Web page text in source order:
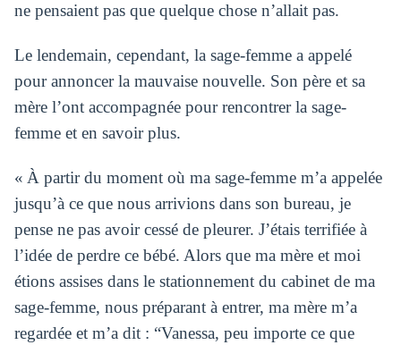
ne pensaient pas que quelque chose n’allait pas.
Le lendemain, cependant, la sage-femme a appelé
pour annoncer la mauvaise nouvelle. Son père et sa
mère l’ont accompagnée pour rencontrer la sage-
femme et en savoir plus.
« À partir du moment où ma sage-femme m’a appelée
jusqu’à ce que nous arrivions dans son bureau, je
pense ne pas avoir cessé de pleurer. J’étais terrifiée à
l’idée de perdre ce bébé. Alors que ma mère et moi
étions assises dans le stationnement du cabinet de ma
sage-femme, nous préparant à entrer, ma mère m’a
regardée et m’a dit : “Vanessa, peu importe ce que